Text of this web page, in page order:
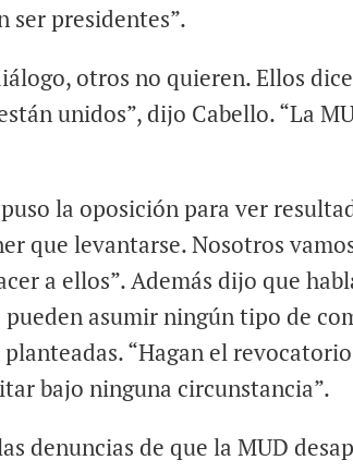
ser presidentes”.
otros no quieren. Ellos
unidos”, dijo Cabello. “La
la oposición para ver
que levantarse. Nosotros
a ellos”. Además dijo que
asumir ningún tipo de
“Hagan el
bajo ninguna circunstancia”.
denuncias de que la MUD